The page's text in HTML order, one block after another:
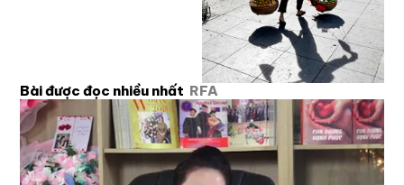
Bài được đọc nhiều nhất RFA